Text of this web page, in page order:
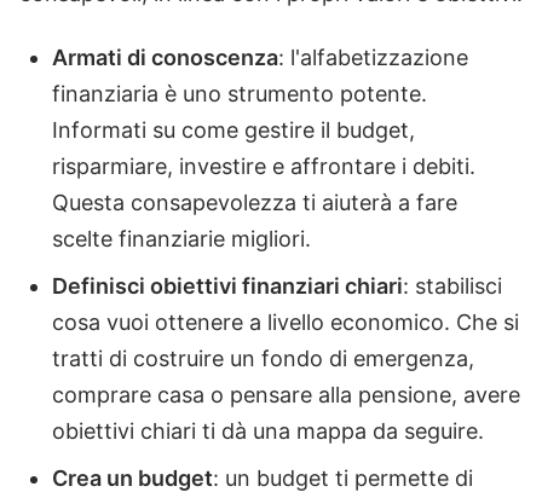
Armati di conoscenza: l'alfabetizzazione
finanziaria è uno strumento potente.
Informati su come gestire il budget,
risparmiare, investire e affrontare i debiti.
Questa consapevolezza ti aiuterà a fare
scelte finanziarie migliori.
Definisci obiettivi finanziari chiari: stabilisci
cosa vuoi ottenere a livello economico. Che si
tratti di costruire un fondo di emergenza,
comprare casa o pensare alla pensione, avere
obiettivi chiari ti dà una mappa da seguire.
Crea un budget: un budget ti permette di